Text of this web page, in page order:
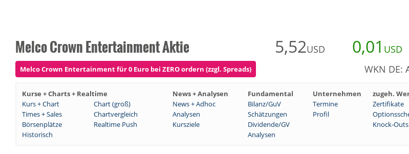
Melco Crown Entertainment Aktie 5,52USD 0,01 USD
Melco Crown Entertainment für 0 Euro bei ZERO ordern (zzgl. Spreads) WKN DE:
Kurse + Charts + Realtime News + Analysen Fundamental Unternehmen zugeh.
Kurs + Chart
Chart (groß) News + Adhoc Bilanz/GuV Termine Zertifikate
Times + Sales
Chartvergleich Analysen Schätzungen Profil
Börsenplätze
Realtime Push Kursziele Dividende/GV
Knock-Outs
Historisch
Analysen